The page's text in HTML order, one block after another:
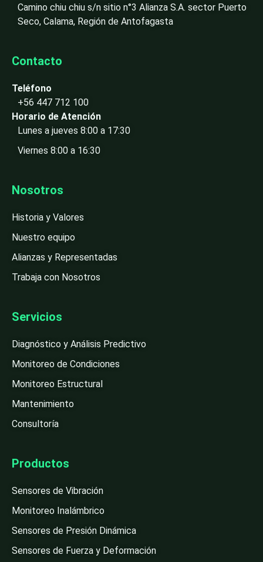
Camino chiu chiu s/n sitio n°3 Alianza S.A. sector Puerto
Seco, Calama, Región de Antofagasta
Contacto
Teléfono
+56 447 712 100
Horario de Atención
Lunes a jueves 8:00 a 17:30
Viernes 8:00 a 16:30
Nosotros
Historia y Valores
Nuestro equipo
Alianzas y Representadas
Trabaja con Nosotros
Servicios
Diagnóstico y Análisis Predictivo
Monitoreo de Condiciones
Monitoreo Estructural
Mantenimiento
Consultoría
Productos
Sensores de Vibración
Monitoreo Inalámbrico
Sensores de Presión Dinámica
Sensores de Fuerza y Deformación